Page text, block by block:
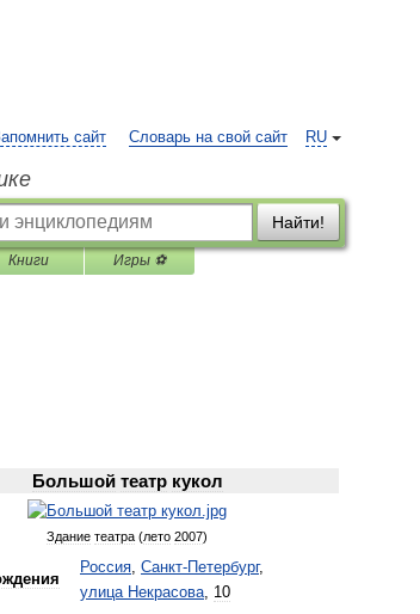
RU
сайт Словарь на свой сайт
Найти!
Книги Игры ⚽
Большой театр кукол
Здание театра (лето 2007)
Россия, Санкт- Петербург,
улица Некрасова, 10